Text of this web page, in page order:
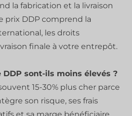
la fabrication et la livraison
prix DDP comprend la
les droits
finale à votre entrepôt.
DDP sont-ils moins élevés ?
15-30% plus cher parce
son risque, ses frais
et sa marge bénéficiaire